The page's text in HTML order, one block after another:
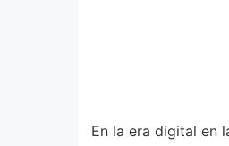
En la era digital en